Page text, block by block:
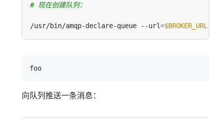
# 现在创建队列：
/usr/bin/amqp-declare-queue --url=$BROKER_URL
向队列推送一条消息：